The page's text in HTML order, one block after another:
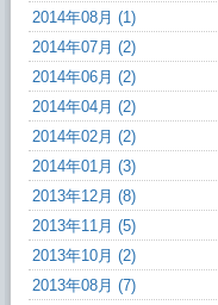
2014年08月 (1)
2014年07月 (2)
2014年06月 (2)
2014年04月 (2)
2014年02月 (2)
2014年01月 (3)
2013年12月 (8)
2013年11月 (5)
2013年10月 (2)
2013年08月 (7)